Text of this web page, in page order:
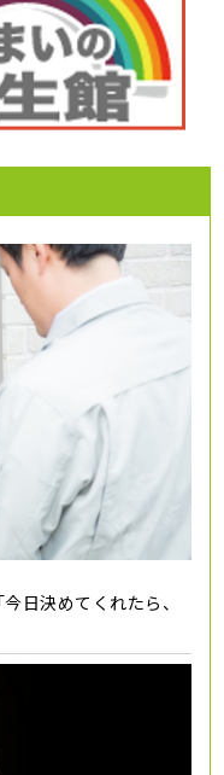
日決めてくれたら、